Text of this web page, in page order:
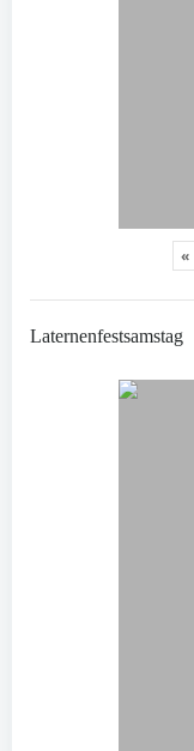
«
Laternenfestsamstag